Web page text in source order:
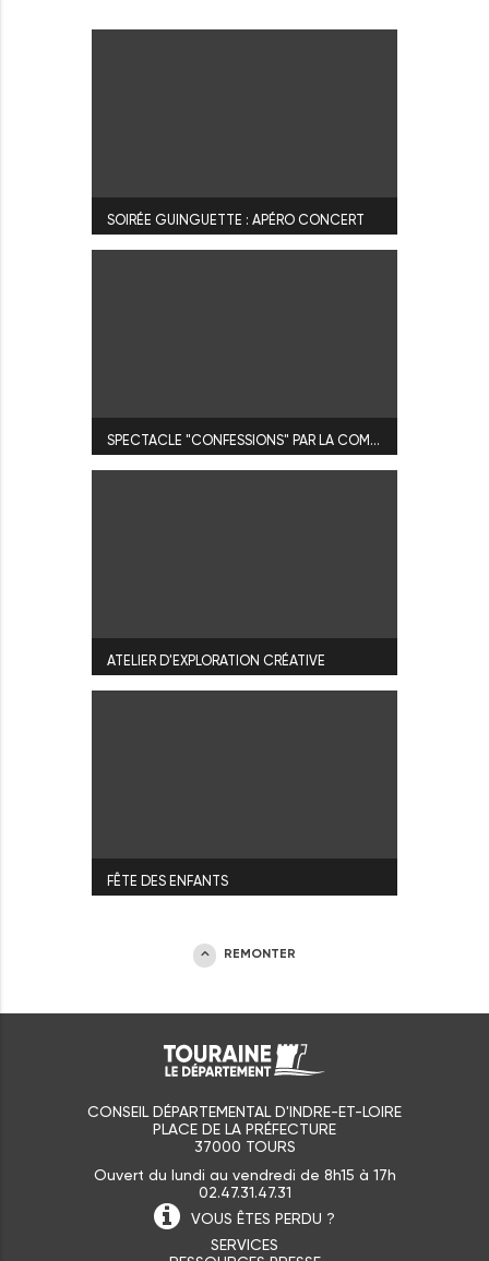
SOIRÉE GUINGUETTE : APÉRO CONCERT
SPECTACLE "CONFESSIONS" PAR LA COMPAGNIE BOISTONTHÉ
ATELIER D'EXPLORATION CRÉATIVE
FÊTE DES ENFANTS
REMONTER
CONSEIL DÉPARTEMENTAL D'INDRE-ET-LOIRE
PLACE DE LA PRÉFECTURE
37000 TOURS
Ouvert du lundi au vendredi de 8h15 à 17h
02.47.31.47.31
VOUS ÊTES PERDU ?
SERVICES